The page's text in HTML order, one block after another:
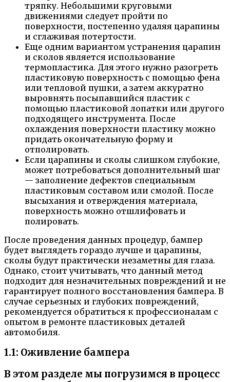
тряпку. Небольшими круговыми
движениями следует пройти по
поверхности, постепенно удаляя царапины
и сглаживая потертости.
Еще одним вариантом устранения царапин
и сколов является использование
термопластика. Для этого нужно разогреть
пластиковую поверхность с помощью фена
или тепловой пушки, а затем аккуратно
выровнять посыпавшийся пластик с
помощью пластиковой лопатки или другого
подходящего инструмента. После
охлаждения поверхности пластику можно
придать окончательную форму и
отполировать.
Если царапины и сколы слишком глубокие,
может потребоваться дополнительный шаг
— заполнение дефектов специальным
пластиковым составом или смолой. После
высыхания и отверждения материала,
поверхность можно отшлифовать и
полировать.
После проведения данных процедур, бампер
будет выглядеть гораздо лучше и царапины,
сколы будут практически незаметны для глаза.
Однако, стоит учитывать, что данный метод
подходит для незначительных повреждений и не
гарантирует полного восстановления бампера. В
случае серьезных и глубоких повреждений,
рекомендуется обратиться к профессионалам с
опытом в ремонте пластиковых деталей
автомобиля.
1.1: Оживление бампера
В этом разделе мы погрузимся в процесс